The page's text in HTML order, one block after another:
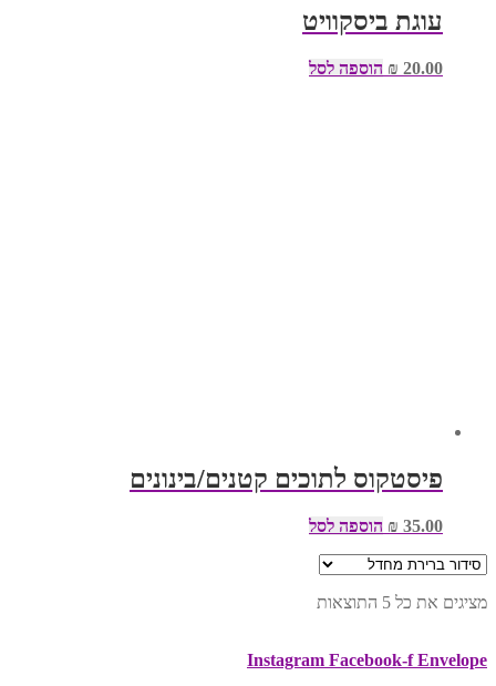
עוגת ביסקוויט
₪ 20.00 הוספה לסל
פיסטקוס לתוכים קטנים/בינונים
₪ 35.00 הוספה לסל
מציגים את כל ⁦5⁩ התוצאות
Instagram Facebook-f Envelope